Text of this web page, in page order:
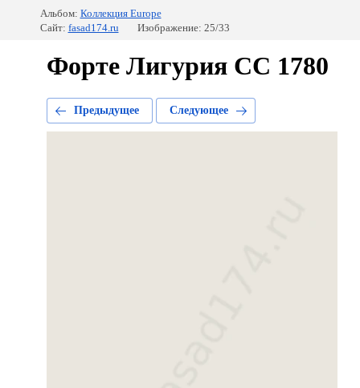
Альбом: Коллекция Europe
Сайт: fasad174.ru Изображение: 25/33
Форте Лигурия CC 1780
Предыдущее Следующее